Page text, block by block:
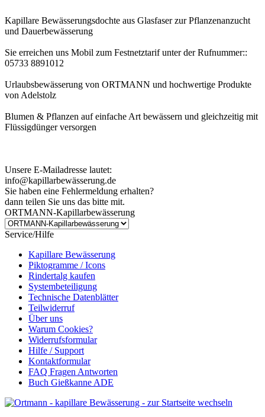
Kapillare Bewässerungsdochte aus Glasfaser zur Pflanzenanzucht
und Dauerbewässerung
Sie erreichen uns Mobil zum Festnetztarif unter der Rufnummer::
05733 8891012
Urlaubsbewässerung von ORTMANN und hochwertige Produkte
von Adelstolz
Blumen & Pflanzen auf einfache Art bewässern und gleichzeitig mit
Flüssigdünger versorgen
Unsere E-Mailadresse lautet:
info@kapillarbewässerung.de
Sie haben eine Fehlermeldung erhalten?
dann teilen Sie uns das bitte mit.
ORTMANN-Kapillarbewässerung
Service/Hilfe
Kapillare Bewässerung
Piktogramme / Icons
Rindertalg kaufen
Systembeteiligung
Technische Datenblätter
Teilwiderruf
Über uns
Warum Cookies?
Widerrufsformular
Hilfe / Support
Kontaktformular
FAQ Fragen Antworten
Buch Gießkanne ADE